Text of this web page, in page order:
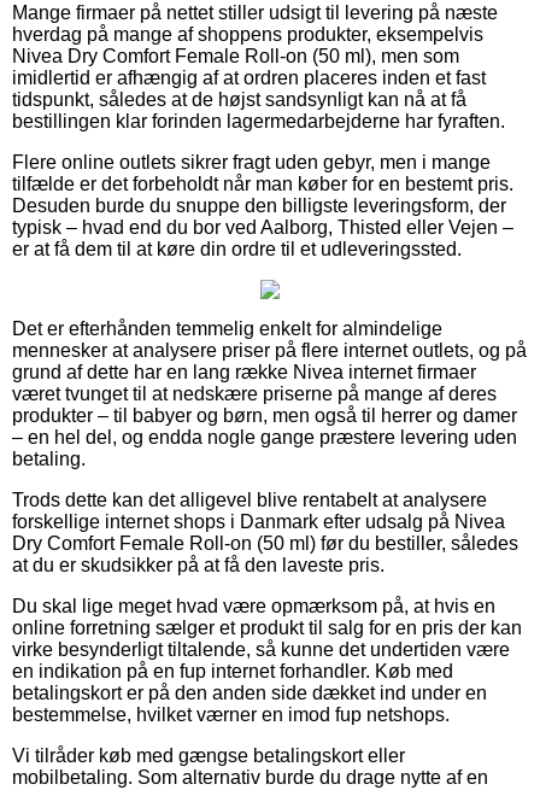
Mange firmaer på nettet stiller udsigt til levering på næste
hverdag på mange af shoppens produkter, eksempelvis
Nivea Dry Comfort Female Roll-on (50 ml), men som
imidlertid er afhængig af at ordren placeres inden et fast
tidspunkt, således at de højst sandsynligt kan nå at få
bestillingen klar forinden lagermedarbejderne har fyraften.
Flere online outlets sikrer fragt uden gebyr, men i mange
tilfælde er det forbeholdt når man køber for en bestemt pris.
Desuden burde du snuppe den billigste leveringsform, der
typisk – hvad end du bor ved Aalborg, Thisted eller Vejen –
er at få dem til at køre din ordre til et udleveringssted.
Det er efterhånden temmelig enkelt for almindelige
mennesker at analysere priser på flere internet outlets, og på
grund af dette har en lang række Nivea internet firmaer
været tvunget til at nedskære priserne på mange af deres
produkter – til babyer og børn, men også til herrer og damer
– en hel del, og endda nogle gange præstere levering uden
betaling.
Trods dette kan det alligevel blive rentabelt at analysere
forskellige internet shops i Danmark efter udsalg på Nivea
Dry Comfort Female Roll-on (50 ml) før du bestiller, således
at du er skudsikker på at få den laveste pris.
Du skal lige meget hvad være opmærksom på, at hvis en
online forretning sælger et produkt til salg for en pris der kan
virke besynderligt tiltalende, så kunne det undertiden være
en indikation på en fup internet forhandler. Køb med
betalingskort er på den anden side dækket ind under en
bestemmelse, hvilket værner en imod fup netshops.
Vi tilråder køb med gængse betalingskort eller
mobilbetaling. Som alternativ burde du drage nytte af en